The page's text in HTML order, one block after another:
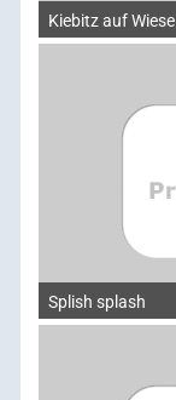
Kiebitz auf Wiese
Splish splash